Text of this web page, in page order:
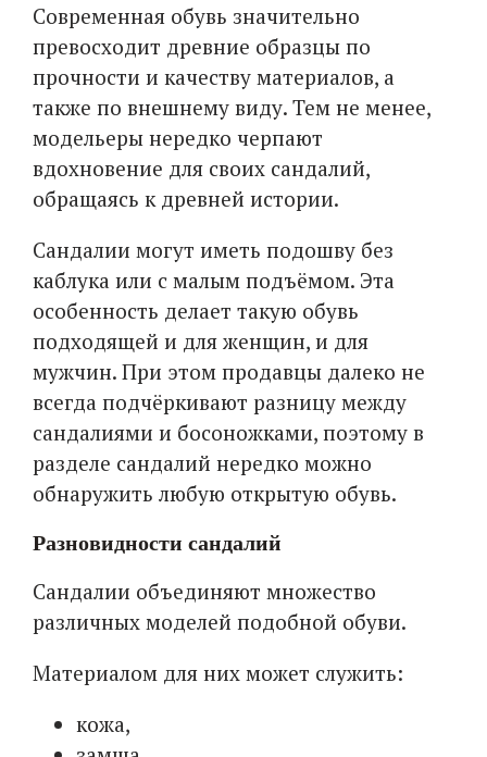
Современная обувь значительно
превосходит древние образцы по
прочности и качеству материалов, а
также по внешнему виду. Тем не менее,
модельеры нередко черпают
вдохновение для своих сандалий,
обращаясь к древней истории.
Сандалии могут иметь подошву без
каблука или с малым подъёмом. Эта
особенность делает такую обувь
подходящей и для женщин, и для
мужчин. При этом продавцы далеко не
всегда подчёркивают разницу между
сандалиями и босоножками, поэтому в
разделе сандалий нередко можно
обнаружить любую открытую обувь.
Разновидности сандалий
Сандалии объединяют множество
различных моделей подобной обуви.
Материалом для них может служить:
кожа,